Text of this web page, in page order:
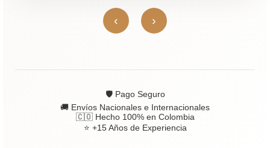
🚚 Envíos Nacionales e Internacionales
🇨🇴 Hecho 100% en Colombia
⭐ +15 Años de Experiencia